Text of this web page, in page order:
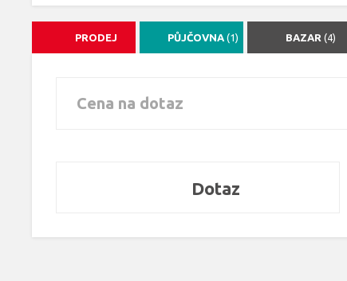
PRODEJ PŮJČOVNA (1) BAZAR(4)
Cena na dotaz
Dotaz